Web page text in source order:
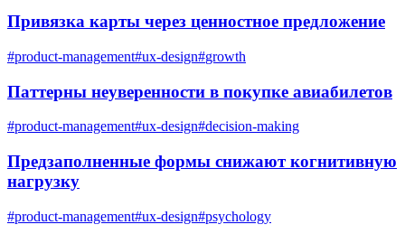
Привязка карты через ценностное предложение
#product-management#ux-design#growth
Паттерны неуверенности в покупке авиабилетов
#product-management#ux-design#decision-making
Предзаполненные формы снижают когнитивную
нагрузку
#product-management#ux-design#psychology